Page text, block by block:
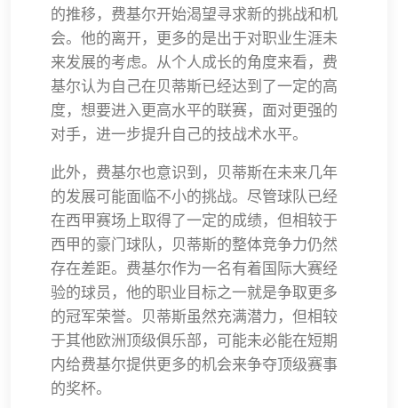
的推移，费基尔开始渴望寻求新的挑战和机
会。他的离开，更多的是出于对职业生涯未
来发展的考虑。从个人成长的角度来看，费
基尔认为自己在贝蒂斯已经达到了一定的高
度，想要进入更高水平的联赛，面对更强的
对手，进一步提升自己的技战术水平。
此外，费基尔也意识到，贝蒂斯在未来几年
的发展可能面临不小的挑战。尽管球队已经
在西甲赛场上取得了一定的成绩，但相较于
西甲的豪门球队，贝蒂斯的整体竞争力仍然
存在差距。费基尔作为一名有着国际大赛经
验的球员，他的职业目标之一就是争取更多
的冠军荣誉。贝蒂斯虽然充满潜力，但相较
于其他欧洲顶级俱乐部，可能未必能在短期
内给费基尔提供更多的机会来争夺顶级赛事
的奖杯。